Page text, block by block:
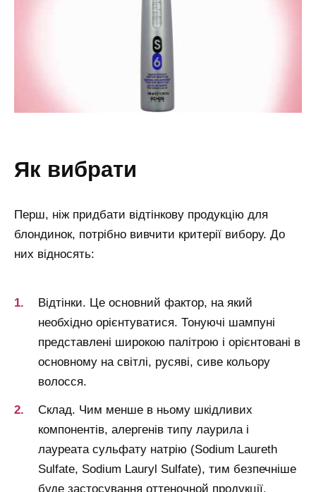
як вибрати
Перш, ніж придбати відтінкову продукцію для
блондинок, потрібно вивчити критерії вибору. До
них відносять:
Відтінки. Це основний фактор, на який
необхідно орієнтуватися. Тонуючі шампуні
представлені широкою палітрою і орієнтовані в
основному на світлі, русяві, сиве кольору
волосся.
Склад. Чим менше в ньому шкідливих
компонентів, алергенів типу лаурила і
лауреата сульфату натрію (Sodium Laureth
Sulfate, Sodium Lauryl Sulfate), тим безпечніше
буде застосування оттеночной продукції.